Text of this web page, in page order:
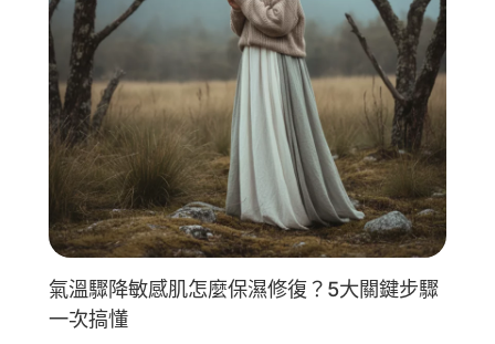
氣溫驟降敏感肌怎麼保濕修復？5大關鍵步驟
一次搞懂